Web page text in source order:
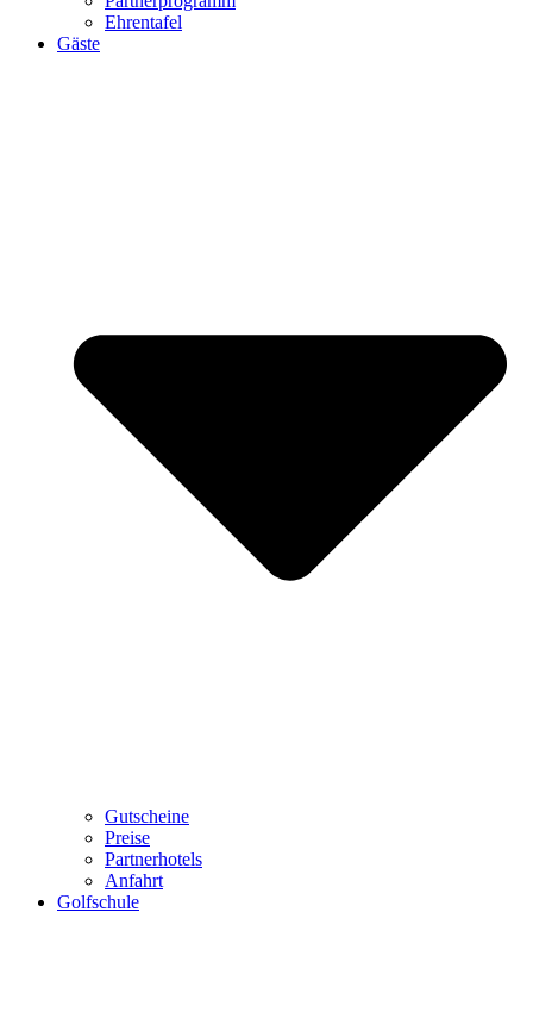
Ehrentafel
Gäste
Gutscheine
Preise
Partnerhotels
Anfahrt
Golfschule